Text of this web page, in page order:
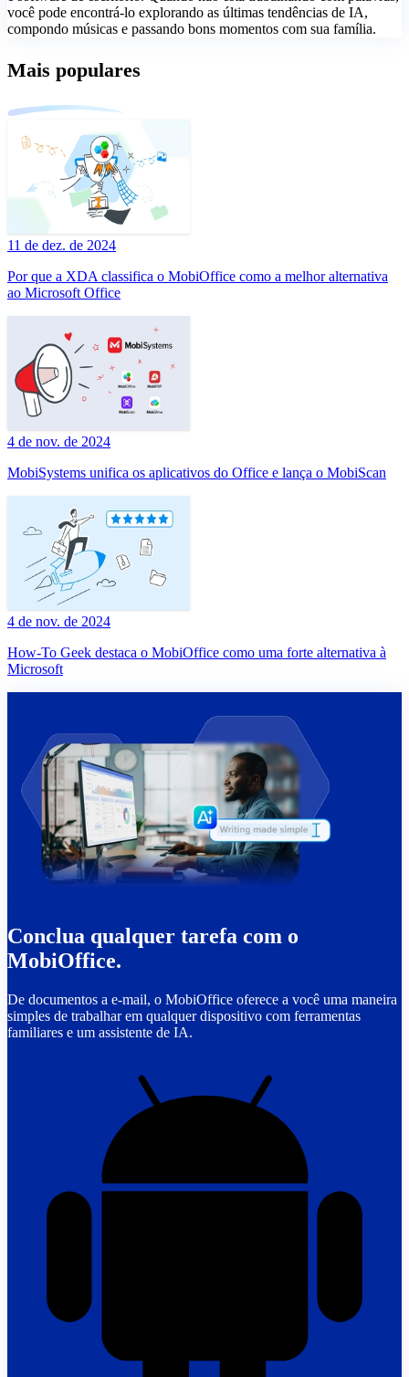
você pode encontrá-lo explorando as últimas tendências de IA,
compondo músicas e passando bons momentos com sua família.
Mais populares
11 de dez. de 2024
Por que a XDA classifica o MobiOffice como a melhor alternativa
ao Microsoft Office
4 de nov. de 2024
MobiSystems unifica os aplicativos do Office e lança o MobiScan
4 de nov. de 2024
How-To Geek destaca o MobiOffice como uma forte alternativa à
Microsoft
Conclua qualquer tarefa com o
MobiOffice.
De documentos a e-mail, o MobiOffice oferece a você uma maneira
simples de trabalhar em qualquer dispositivo com ferramentas
familiares e um assistente de IA.